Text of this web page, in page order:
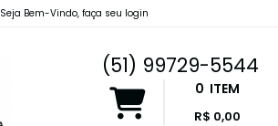
Seja Bem-Vindo, faça seu login
(51) 99729-5544
0 ITEM
R$ 0,00